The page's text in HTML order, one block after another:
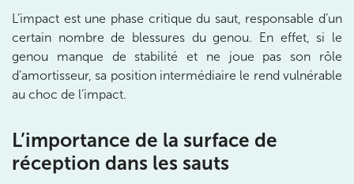
L’impact est une phase critique du saut, responsable d’un
certain nombre de blessures du genou. En effet, si le
genou manque de stabilité et ne joue pas son rôle
d’amortisseur, sa position intermédiaire le rend vulnérable
au choc de l’impact.
L’importance de la surface de
réception dans les sauts
01 43 50 05 24
Prenez RDV sur
Prenez RDV sur
68 Av. de Villiers 75017 Paris